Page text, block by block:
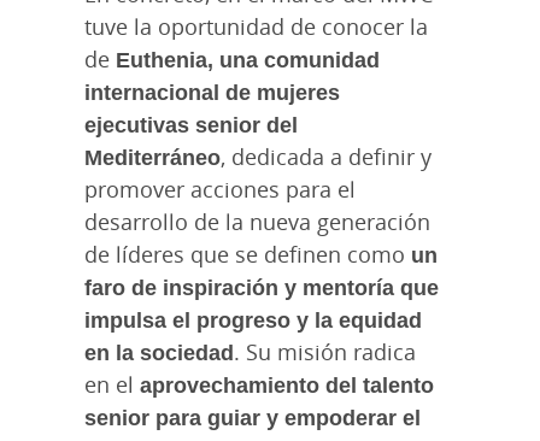
tuve la oportunidad de conocer la
de Euthenia, una comunidad
internacional de mujeres
ejecutivas senior del
Mediterráneo, dedicada a definir y
promover acciones para el
desarrollo de la nueva generación
de líderes que se definen como un
faro de inspiración y mentoría que
impulsa el progreso y la equidad
en la sociedad. Su misión radica
en el aprovechamiento del talento
senior para guiar y empoderar el